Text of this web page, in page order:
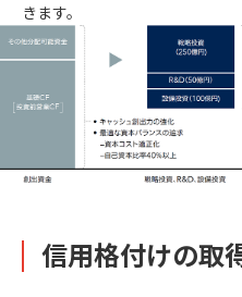
きます。
信用格付けの取